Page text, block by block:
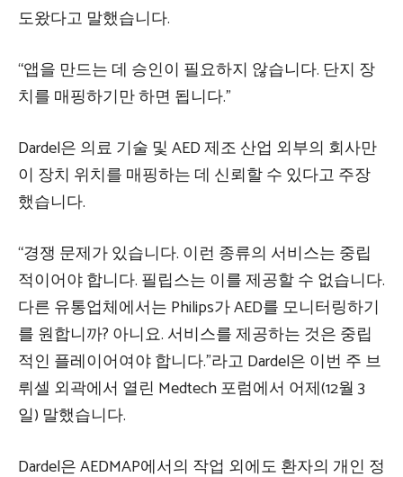
도왔다고 말했습니다.
“앱을 만드는 데 승인이 필요하지 않습니다. 단지 장
치를 매핑하기만 하면 됩니다.”
Dardel은 의료 기술 및 AED 제조 산업 외부의 회사만
이 장치 위치를 매핑하는 데 신뢰할 수 있다고 주장
했습니다.
“경쟁 문제가 있습니다. 이런 종류의 서비스는 중립
적이어야 합니다. 필립스는 이를 제공할 수 없습니다.
다른 유통업체에서는 Philips가 AED를 모니터링하기
를 원합니까? 아니요. 서비스를 제공하는 것은 중립
적인 플레이어여야 합니다.”라고 Dardel은 이번 주 브
뤼셀 외곽에서 열린 Medtech 포럼에서 어제(12월 3
일) 말했습니다.
Dardel은 AEDMAP에서의 작업 외에도 환자의 개인 정